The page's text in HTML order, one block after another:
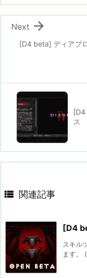
[D4 beta] ディアブ

Next
[D4
ス
 関連記事
[D4
スキル
ます。